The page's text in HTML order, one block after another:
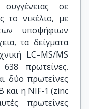
σε
το νικέλιο, με
υποψήφιων
τα δείγματα
LC–MS/MS
πρωτεΐνες.
δύο πρωτεΐνες
και η NIF-1 (zinc
πρωτεΐνες